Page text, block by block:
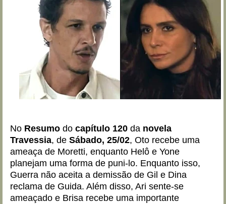
No Resumo do capítulo 120 da novela
Travessia, de Sábado, 25/02, Oto recebe uma
ameaça de Moretti, enquanto Helô e Yone
planejam uma forma de puni-lo. Enquanto isso,
Guerra não aceita a demissão de Gil e Dina
reclama de Guida. Além disso, Ari sente-se
ameaçado e Brisa recebe uma importante